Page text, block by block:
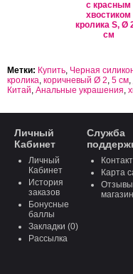
с красным
хвостиком
кролика S, Ø
см
Метки: Купить, Черная
кролика, коричневый Ø 2, 5 см,
Китай, Анальные украшения,
Личный
Кабинет
Личный
Кабинет
История
заказов
Бонусные
баллы
Закладки (0)
Рассылка
Служба
Карта